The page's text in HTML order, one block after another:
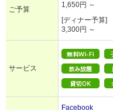
ご予算
1,650円 ～
[ディナー予算]
3,300円 ～
サービス
Facebook